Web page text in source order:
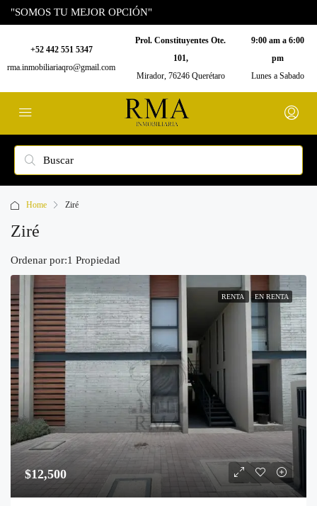
"SOMOS TU MEJOR OPCIÓN"
+52 442 551 5347
rma.inmobiliariaqro@gmail.com
Prol. Constituyentes Ote.
101,
Mirador, 76246 Querétaro
9:00 am a 6:00
pm
Lunes a Sabado
Home Ziré
Ziré
1 Propiedad
Ordenar por:
RENTA EN RENTA
$12,500